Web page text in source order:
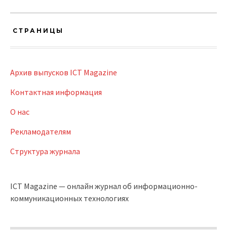
СТРАНИЦЫ
Архив выпусков ICT Magazine
Контактная информация
О нас
Рекламодателям
Структура журнала
ICT Magazine — онлайн журнал об информационно-
коммуникационных технологиях